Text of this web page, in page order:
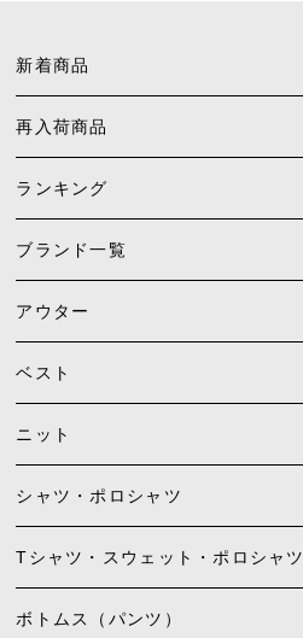
新着商品
再入荷商品
ランキング
ブランド一覧
アウター
ベスト
ニット
シャツ・ポロシャツ
Tシャツ・スウェット・ポロシャツ
ボトムス（パンツ）